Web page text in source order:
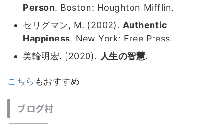
Person. Boston: Houghton Mifflin.
セリグマン, M. (2002). Authentic
Happiness. New York: Free Press.
美輪明宏. (2020). 人生の智慧.
こちら もおすすめ
ブログ村